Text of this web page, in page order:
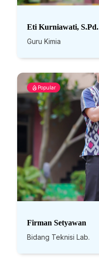
Eti Kurniawati, S.Pd.
Guru Kimia
Popular
Firman Setyawan
Bidang Teknisi Lab.